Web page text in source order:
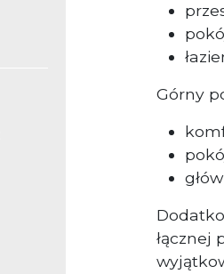
Górny
łącznej